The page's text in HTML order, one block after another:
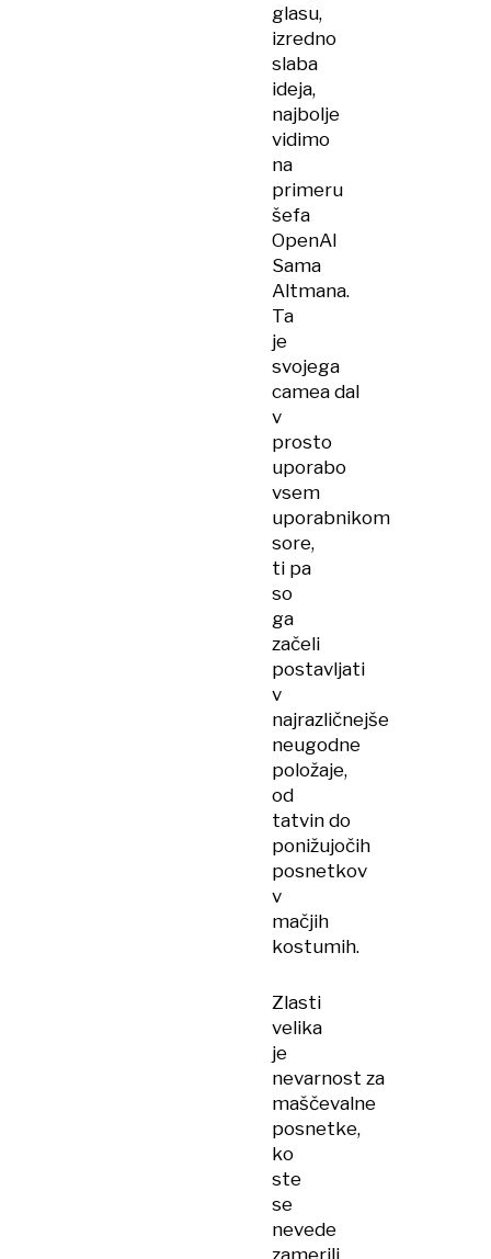
glasu,
izredno
slaba
ideja,
najbolje
vidimo
na
primeru
šefa
OpenAI
Sama
Altmana.
Ta
je
svojega
camea dal
v
prosto
uporabo
vsem
uporabnikom
sore,
ti pa
so
ga
začeli
postavljati
v
najrazličnejše
neugodne
položaje,
od
tatvin do
ponižujočih
posnetkov
v
mačjih
kostumih.
Zlasti
velika
je
nevarnost za
maščevalne
posnetke,
ko
ste
se
nevede
zamerili